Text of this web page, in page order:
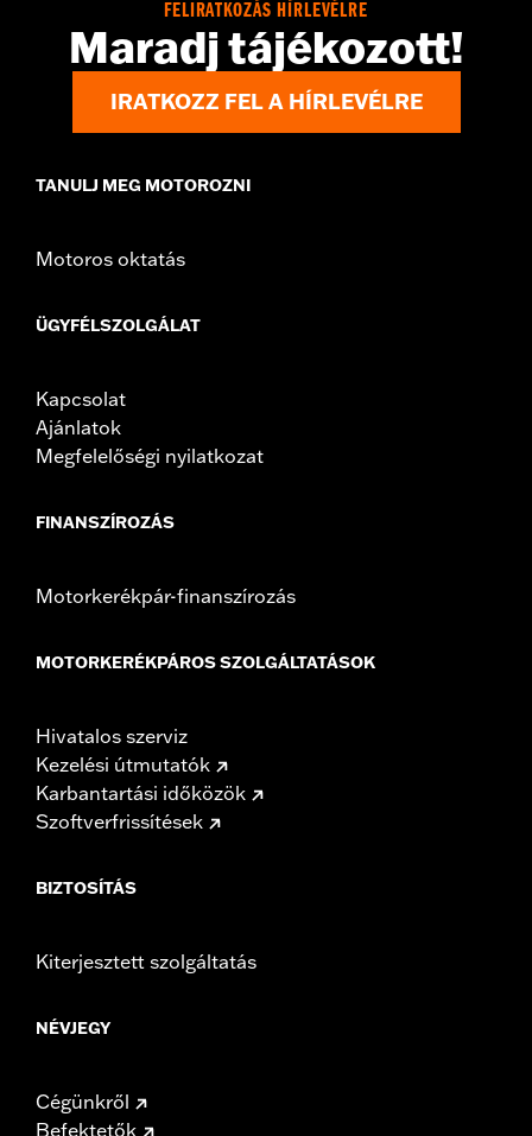
FELIRATKOZÁS HÍRLEVÉLRE
Maradj tájékozott!
IRATKOZZ FEL A HÍRLEVÉLRE
TANULJ MEG MOTOROZNI
Motoros oktatás
ÜGYFÉLSZOLGÁLAT
Kapcsolat
Ajánlatok
Megfelelőségi nyilatkozat
FINANSZÍROZÁS
Motorkerékpár-finanszírozás
MOTORKERÉKPÁROS SZOLGÁLTATÁSOK
Hivatalos szerviz
Kezelési útmutatók
Karbantartási időközök
Szoftverfrissítések
BIZTOSÍTÁS
Kiterjesztett szolgáltatás
NÉVJEGY
Cégünkről
Befektetők